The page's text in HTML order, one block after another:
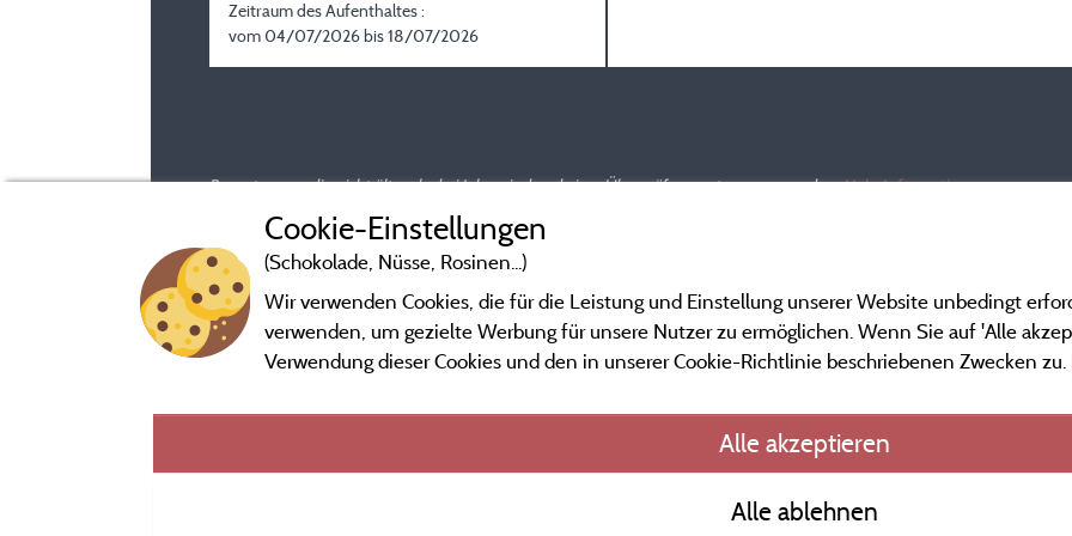
Zeitraum des Aufenthaltes :
vom 04/07/2026 bis 18/07/2026
Bewertungen, die nicht älter als drei Jahre sind und einer Überprüfung unterzogen wurden.Mehr Informationen
Cookie-Einstellungen
(Schokolade, Nüsse, Rosinen...)
Wir verwenden Cookies, die für die Leistung und Einstellung unserer Website unbedingt
verwenden, um gezielte Werbung für unsere Nutzer zu ermöglichen. Wenn Sie auf 'Alle
Verwendung dieser Cookies und den in unserer Cookie-Richtlinie beschriebenen Zwecken zu.
Alle akzeptieren
Alle ablehnen